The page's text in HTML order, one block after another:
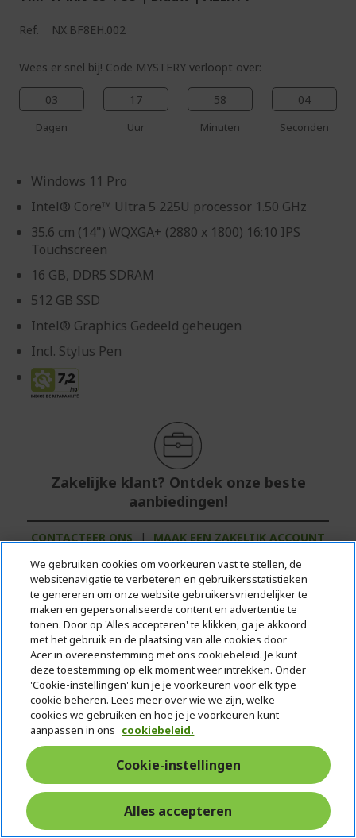
Ref. NX.BF8EH.002
Wees er snel bij! Code MYSTERY verloopt over:
03
Dagen
17
Uur
58
Minuten
03
Seconden
Windows 11 Pro
Intel® Core™ Ultra 5 225U processor 1.50 GHz
35.6 cm (14") WQXGA+ (2880 x 1800) 16:10 IPS
Touchscreen
16 GB, DDR5 SDRAM
512 GB SSD
Intel® Graphics Gedeeld geheugen
Incl. Stylus Pen
Zakelijke klant? Ontdek onze beste
aanbiedingen!
CONTACTEER ONS | MAAK EEN ZAKELIJK ACCOUNT
€ 1.299,00
OP VOORRAAD
(LEVERING BINNEN 1-3 WERKDAGEN)
Aantal:
Ga naar product
In winkelmandje
Vergelijk product
We gebruiken cookies om voorkeuren vast te stellen, de
websitenavigatie te verbeteren en gebruikersstatistieken
te genereren om onze website gebruikersvriendelijker te
maken en gepersonaliseerde content en advertentie te
tonen. Door op 'Alles accepteren' te klikken, ga je akkoord
met het gebruik en de plaatsing van alle cookies door
Acer in overeenstemming met ons cookiebeleid. Je kunt
deze toestemming op elk moment weer intrekken. Onder
'Cookie-instellingen' kun je je voorkeuren voor elk type
cookie beheren. Lees meer over wie we zijn, welke
cookies we gebruiken en hoe je je voorkeuren kunt
aanpassen in ons cookiebeleid.
Cookie-instellingen
Alles accepteren